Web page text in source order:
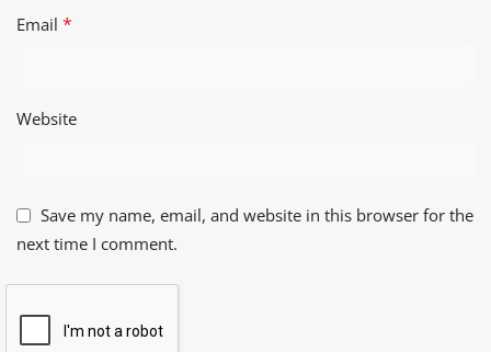
Email *
Website
Save my name, email, and website in this browser for the
next time I comment.